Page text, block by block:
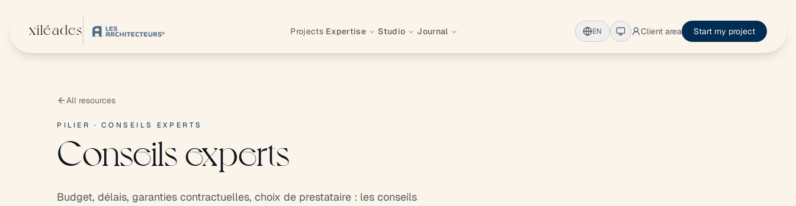
xiléades
Projects Expertise Studio Journal EN Client area Start my project
All resources
PILIER · CONSEILS EXPERTS
Conseils experts
Budget, délais, garanties contractuelles, choix de prestataire : les conseils